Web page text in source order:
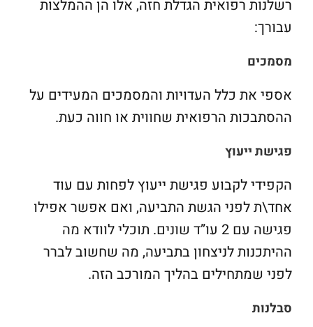
רשלנות רפואית הגדלת חזה, אלו הן ההמלצות
עבורך:
מסמכים
אספי את כלל העדויות והמסמכים המעידים על
ההסתבכות הרפואית שחווית או חווה כעת.
פגישת ייעוץ
הקפידי לקבוע פגישת ייעוץ לפחות עם עוד
אחד\ת לפני הגשת התביעה, ואם אפשר אפילו
פגישה עם 2 עו”ד שונים. תוכלי לוודא מה
ההיתכנות לניצחון בתביעה, מה שחשוב לברר
לפני שמתחילים בהליך המורכב הזה.
סבלנות